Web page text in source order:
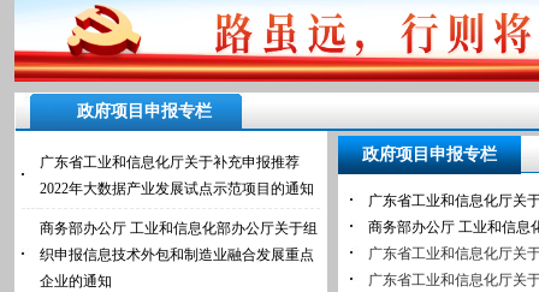
政府项目申报专栏
广东省工业和信息化厅关于补充申报推荐
2022年大数据产业发展试点示范项目的通知
商务部办公厅 工业和信息化部办公厅关于组
织申报信息技术外包和制造业融合发展重点
企业的通知
政府项目申报专栏
广东省工业和信息化厅关